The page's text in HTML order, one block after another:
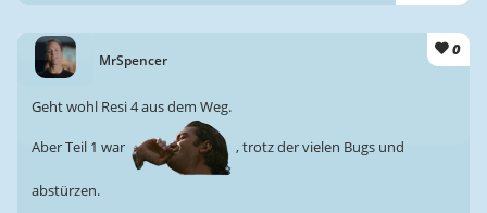
MrSpencer
0
Geht wohl Resi 4 aus dem Weg.
Aber Teil 1 war , trotz der vielen Bugs und
abstürzen.